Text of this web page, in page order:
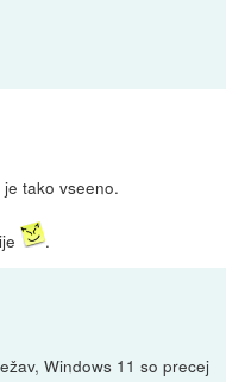
tako vseeno.
.
Windows 11 so precej